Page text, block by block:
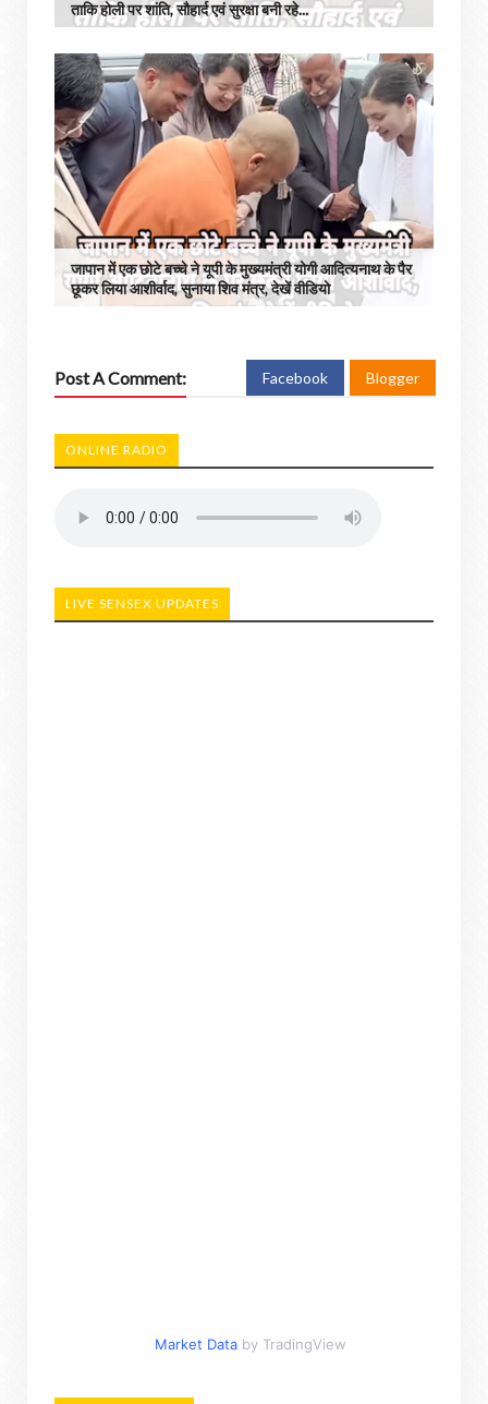
ताकि होली पर शांति, सौहार्द एवं सुरक्षा बनी रहे...
जापान में एक छोटे बच्चे ने यूपी के मुख्यमंत्री योगी आदित्यनाथ के पैर
छूकर लिया आशीर्वाद, सुनाया शिव मंत्र, देखें वीडियो
Post A Comment: Facebook Blogger
ONLINE RADIO
LIVE SENSEX UPDATES
Market Data by TradingView